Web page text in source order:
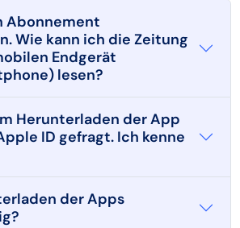
Abonnement
Wie kann ich die Zeitung
Endgerät
lesen?
Herunterladen der App
ID gefragt. Ich kenne
der Apps